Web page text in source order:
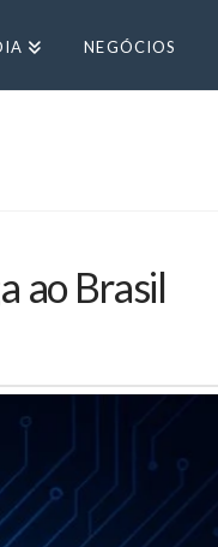
NEGÓCIOS
ao Brasil